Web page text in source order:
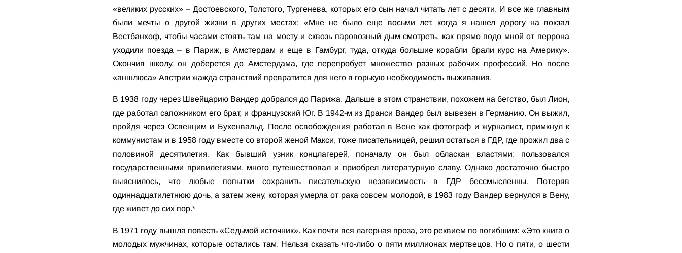
«великих русских» – Достоевского, Толстого, Тургенева, которых его сын начал читать лет с десяти. И все же главным
были мечты о другой жизни в других местах: «Мне не было еще восьми лет, когда я нашел дорогу на вокзал
Вестбанхоф, чтобы часами стоять там на мосту и сквозь паровозный дым смотреть, как прямо подо мной от перрона
уходили поезда – в Париж, в Амстердам и еще в Гамбург, туда, откуда большие корабли брали курс на Америку».
Окончив школу, он доберется до Амстердама, где перепробует множество разных рабочих профессий. Но после
«аншлюса» Австрии жажда странствий превратится для него в горькую необходимость выживания.
В 1938 году через Швейцарию Вандер добрался до Парижа. Дальше в этом странствии, похожем на бегство, был Лион,
где работал сапожником его брат, и французский Юг. В 1942-м из Дранси Вандер был вывезен в Германию. Он выжил,
пройдя через Освенцим и Бухенвальд. После освобождения работал в Вене как фотограф и журналист, примкнул к
коммунистам и в 1958 году вместе со второй женой Макси, тоже писательницей, решил остаться в ГДР, где прожил два с
половиной десятилетия. Как бывший узник концлагерей, поначалу он был обласкан властями: пользовался
государственными привилегиями, много путешествовал и приобрел литературную славу. Однако достаточно быстро
выяснилось, что любые попытки сохранить писательскую независимость в ГДР бессмысленны. Потеряв
одиннадцатилетнюю дочь, а затем жену, которая умерла от рака совсем молодой, в 1983 году Вандер вернулся в Вену,
где живет до сих пор.*
В 1971 году вышла повесть «Седьмой источник». Как почти вся лагерная проза, это реквием по погибшим: «Это книга о
молодых мужчинах, которые остались там. Нельзя сказать что-либо о пяти миллионах мертвецов. Но о пяти, о шести